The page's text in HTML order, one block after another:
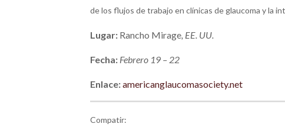
de los flujos de trabajo en clínicas de glaucoma y la
Lugar: Rancho Mirage, EE. UU.
Fecha: Febrero 19 – 22
Enlace:americanglaucomasociety.net
Compatir: